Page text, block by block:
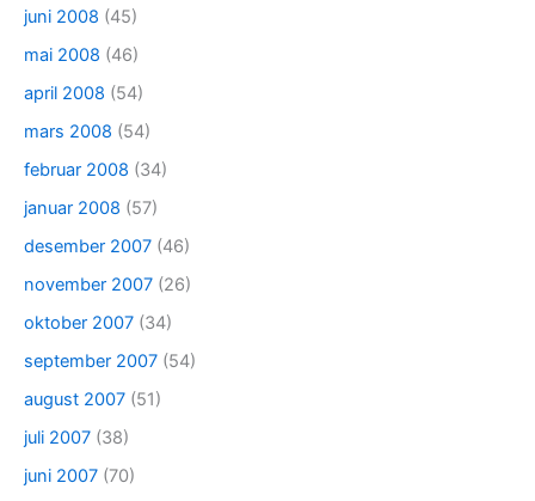
juni 2008 (45)
mai 2008 (46)
april 2008 (54)
mars 2008 (54)
februar 2008 (34)
januar 2008 (57)
desember 2007 (46)
november 2007 (26)
oktober 2007 (34)
september 2007 (54)
august 2007 (51)
juli 2007 (38)
juni 2007 (70)